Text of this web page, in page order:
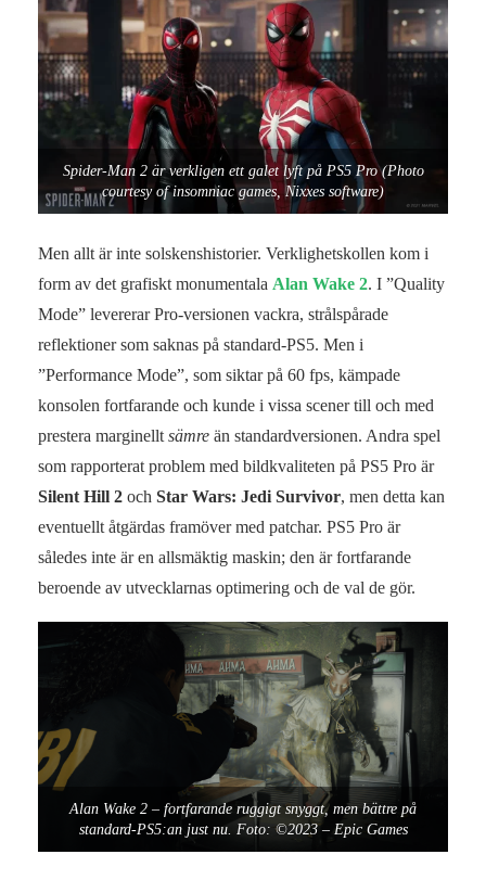
Spider-Man 2 är verkligen ett galet lyft på PS5 Pro (Photo
courtesy of insomniac games, Nixxes software)
Men allt är inte solskenshistorier. Verklighetskollen kom i
form av det grafiskt monumentala Alan Wake 2. I ”Quality
Mode” levererar Pro-versionen vackra, strålspårade
reflektioner som saknas på standard-PS5. Men i
”Performance Mode”, som siktar på 60 fps, kämpade
konsolen fortfarande och kunde i vissa scener till och med
prestera marginellt sämre än standardversionen. Andra spel
som rapporterat problem med bildkvaliteten på PS5 Pro är
Silent Hill 2 och Star Wars: Jedi Survivor, men detta kan
eventuellt åtgärdas framöver med patchar. PS5 Pro är
således inte är en allsmäktig maskin; den är fortfarande
beroende av utvecklarnas optimering och de val de gör.
Alan Wake 2 – fortfarande ruggigt snyggt, men bättre på
standard-PS5:an just nu. Foto: ©2023 – Epic Games